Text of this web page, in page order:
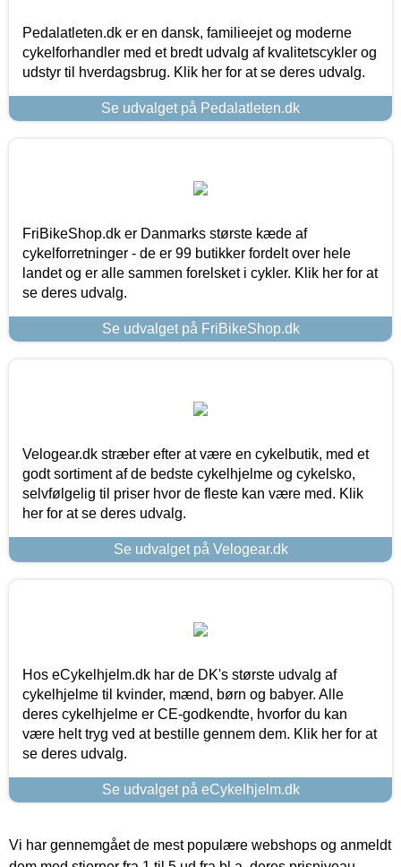
Pedalatleten.dk er en dansk, familieejet og moderne
cykelforhandler med et bredt udvalg af kvalitetscykler og
udstyr til hverdagsbrug. Klik her for at se deres udvalg.
Se udvalget på Pedalatleten.dk
FriBikeShop.dk er Danmarks største kæde af
cykelforretninger - de er 99 butikker fordelt over hele
landet og er alle sammen forelsket i cykler. Klik her for at
se deres udvalg.
Se udvalget på FriBikeShop.dk
Velogear.dk stræber efter at være en cykelbutik, med et
godt sortiment af de bedste cykelhjelme og cykelsko,
selvfølgelig til priser hvor de fleste kan være med. Klik
her for at se deres udvalg.
Se udvalget på Velogear.dk
Hos eCykelhjelm.dk har de DK's største udvalg af
cykelhjelme til kvinder, mænd, børn og babyer. Alle
deres cykelhjelme er CE-godkendte, hvorfor du kan
være helt tryg ved at bestille gennem dem. Klik her for at
se deres udvalg.
Se udvalget på eCykelhjelm.dk
Vi har gennemgået de mest populære webshops og anmeldt